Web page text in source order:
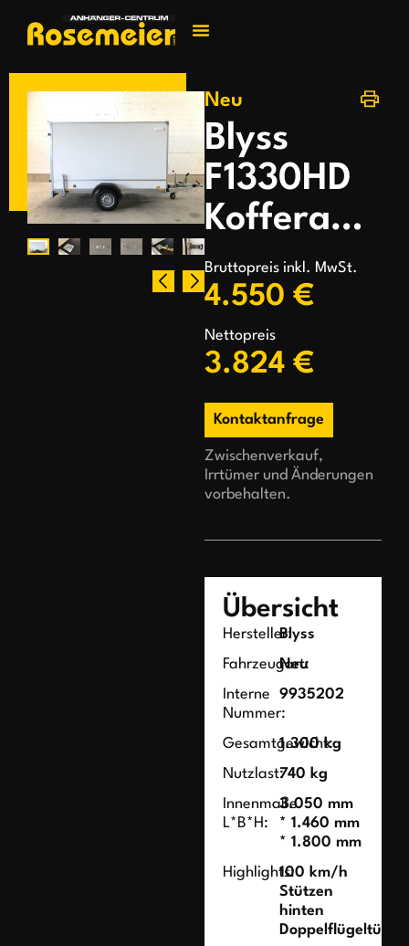
Neu
Blyss
F1330HD
Kofferanhänger
Bruttopreis inkl. MwSt.
4.550 €
Nettopreis
3.824 €
Kontaktanfrage
Zwischenverkauf,
Irrtümer und Änderungen
vorbehalten.
Übersicht
Hersteller:Blyss
Fahrzeugart:
Neu
Interne
Nummer:
9935202
Gesamtgewicht:
1.300 kg
Nutzlast:740 kg
Innenmaße
L*B*H:
3.050 mm
* 1.460 mm
* 1.800 mm
Highlights:100 km/h
Stützen
hinten
Doppelflügeltür